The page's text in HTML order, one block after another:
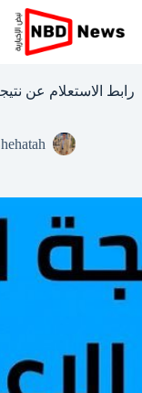
إلى
المحتوى
رابط الاستعلام عن